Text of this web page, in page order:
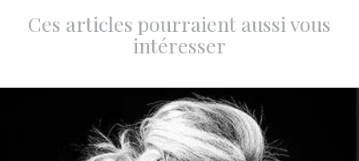
Ces articles pourraient aussi vous
intéresser